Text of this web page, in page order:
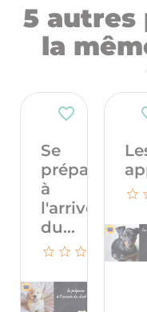
5 autres
la
Se
préparer
à
l'arrivée
du...
favorite_border